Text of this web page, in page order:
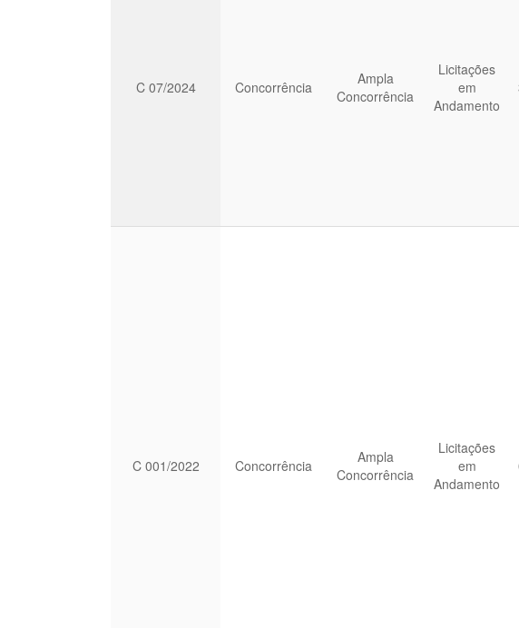
C 07/2024 Concorrência
Ampla
Concorrência
Licitações
em
Andamento
C 001/2022 Concorrência
Ampla
Concorrência
Licitações
em
Andamento